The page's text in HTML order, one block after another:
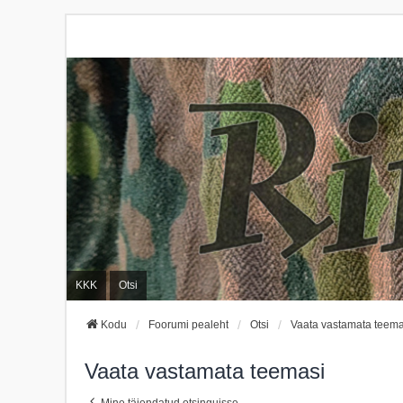
KKK Otsi
Kodu Foorumi pealeht Otsi Vaata vastamata
Vaata vastamata teemasi